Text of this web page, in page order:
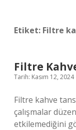
Etiket: Filtre
Filtre
Tarih: Kasım 12, 2024
Filtre kahve
çalışmalar
etkilemediğini